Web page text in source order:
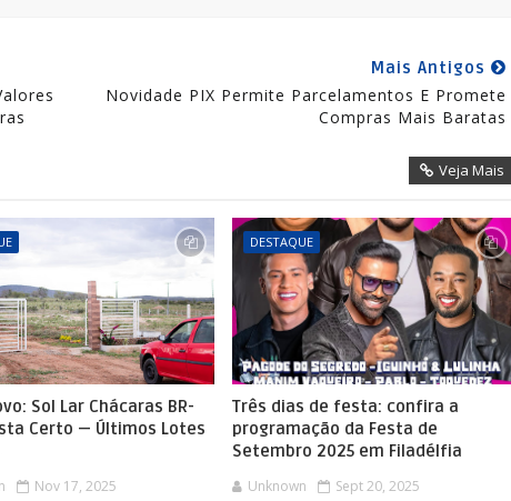
Mais Antigos
Novidade PIX Permite Parcelamentos E Promete
Compras Mais Baratas
Veja Mais
Sol Lar Chácaras BR-
Certo — Últimos Lotes
Nov 17, 2025
DESTAQUE
Três dias de festa: confira a
programação da Festa de
Setembro 2025 em Filadélfia
Unknown Sept 20, 2025